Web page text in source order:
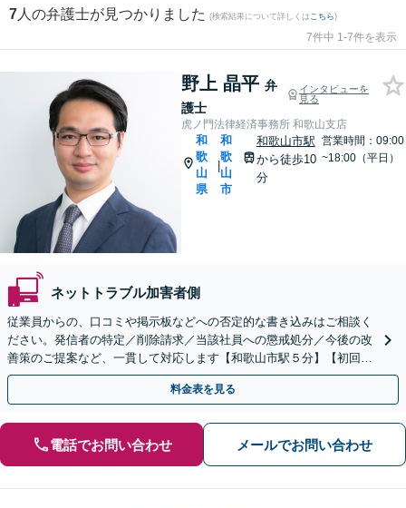
7 人の弁護士が見つかりました (検索結果について詳しくは こちら)
7件中 1-7件を表示
野上 晶平 弁
護士
インタビューを
見る
虎ノ門法律経済事務所 和歌山支店
和
歌
山
県
|
和
歌
山
市
和歌山市駅
から徒歩10
分
営業時間：09:00
~18:00（平日）
ネットトラブル加害者側
従業員からの、口コミや掲示板などへの否定的な書き込みはご相談く
ださい。発信者の特定／削除請求／当該社員への懲戒処分／今後の改
善策のご提案など、一貫して対応します【和歌山市駅５分】【初回相
談30分無料】書き込みを行わせない職場環境整備にも注力
料金表を見る
電話でお問い合わせ メールでお問い合わせ